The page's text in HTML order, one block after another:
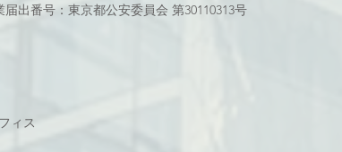
届出番号：東京都公安委員会 第30110313号
ィス